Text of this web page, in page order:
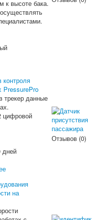
к высоте бака.
контроля
PressurePro
трекер данные
цифровой
дней
Отзывов (0)
на